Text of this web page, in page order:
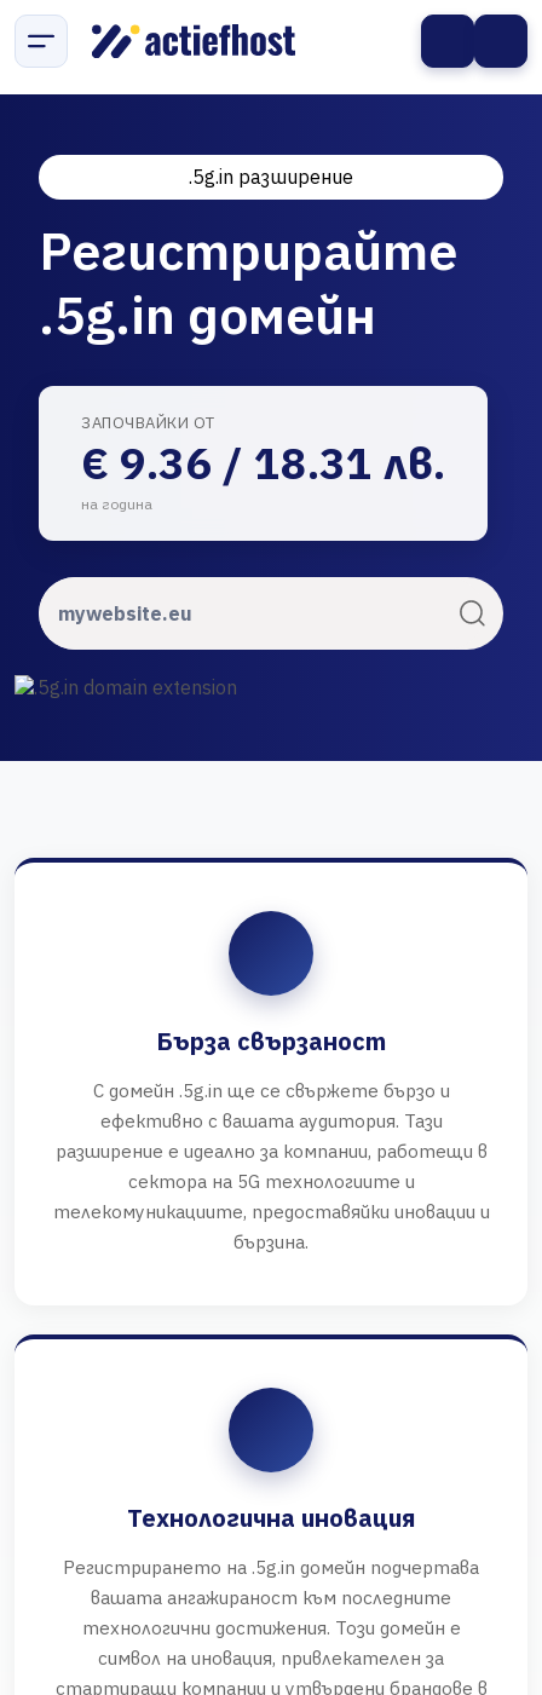
.5g.in разширение
Регистрирайте
.5g.in домейн
ЗАПОЧВАЙКИ ОТ
€ 9.36 / 18.31 лв.
на година
Бърза свързаност
С домейн .5g.in ще се свържете бързо и
ефективно с вашата аудитория. Тази
разширение е идеално за компании, работещи в
сектора на 5G технологиите и
телекомуникациите, предоставяйки иновации и
бързина.
Технологична иновация
Регистрирането на .5g.in домейн подчертава
вашата ангажираност към последните
технологични достижения. Този домейн е
символ на иновация, привлекателен за
стартиращи компании и утвърдени брандове в